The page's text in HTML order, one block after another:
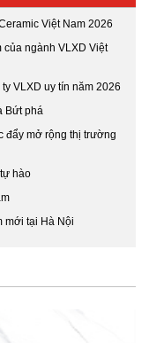
Việt Nam 2026
ngành VLXD Việt
VLXD uy tín năm 2026
Bứt phá
đẩy mở rộng thị trường
hào
mới tại Hà Nội